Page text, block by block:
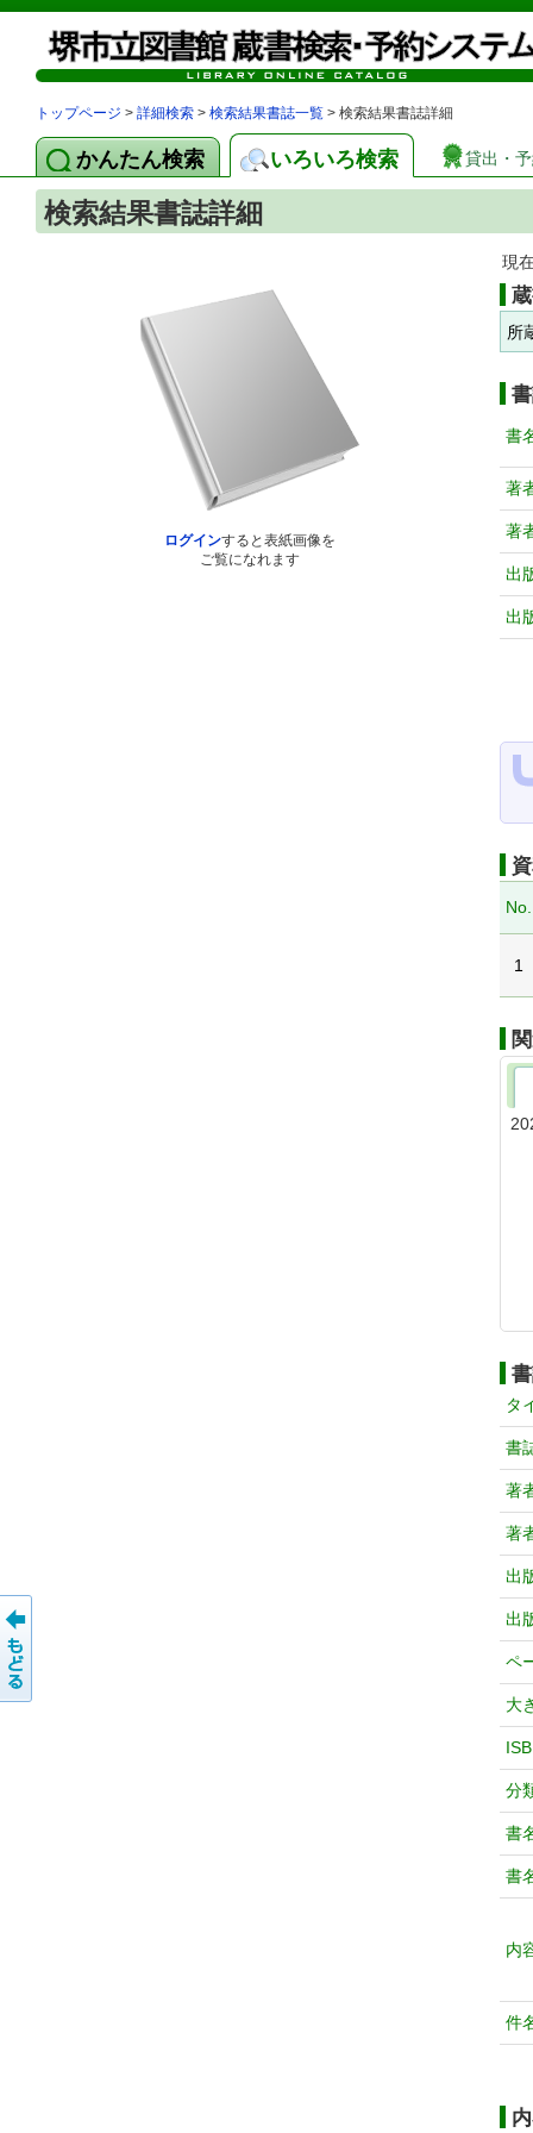
トップページ > 詳細検索 > 検索結果書誌一覧 > 検索結果書誌詳細
かんたん検索 いろいろ検索 貸出・
検索結果書誌詳細
ログインすると表紙画像を
ご覧になれます
現
所
書
著
著
出
出
No.
1
タ
書
著
著
出
出
ペ
大
分
書
書
内
件